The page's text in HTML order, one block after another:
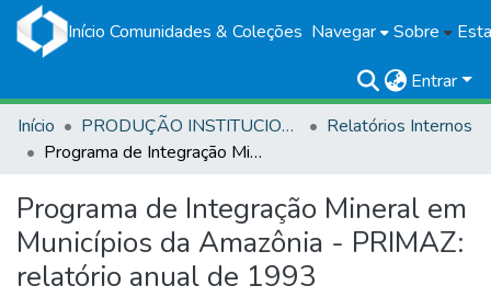
Início Comunidades & Coleções Navegar Sobre
Entrar
Início
PRODUÇÃO INSTITUCIONAL
Relatórios Internos
Programa de Integração Mineral em Municípios da Amazônia - PRIMAZ: relatório anual de 1993
Programa de Integração Mineral em
Municípios da Amazônia - PRIMAZ:
relatório anual de 1993